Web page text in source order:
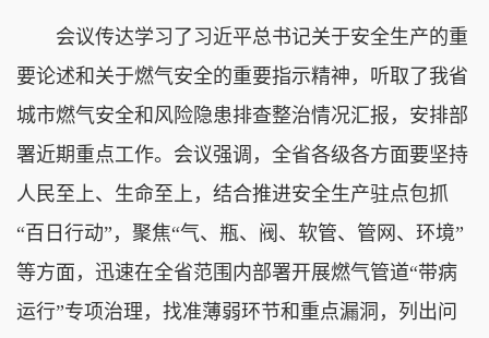
会议传达学习了习近平总书记关于安全生产的重
要论述和关于燃气安全的重要指示精神，听取了我省
城市燃气安全和风险隐患排查整治情况汇报，安排部
署近期重点工作。会议强调，全省各级各方面要坚持
人民至上、生命至上，结合推进安全生产驻点包抓
“百日行动”，聚焦“气、瓶、阀、软管、管网、环境”
等方面，迅速在全省范围内部署开展燃气管道“带病
运行”专项治理，找准薄弱环节和重点漏洞，列出问